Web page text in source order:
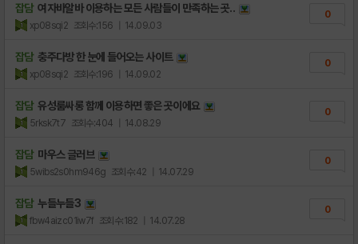
잡담 여자바알바 이용하는 모든 사람들이 만족하는 곳..
xp08sqi2 조회수:156 | 14.09.03
0
잡담 충주다방 한 눈에 들어오는 사이트
xp08sqi2 조회수:196 | 14.09.02
0
잡담 유성룸싸롱 함께 이용하면 좋은 곳이에요
5rksk7t7 조회수:404 | 14.08.29
0
잡담 마우스 글러브
5wibs2s0hm946g 조회수:42 | 14.07.29
0
잡담 누들누들3
fbw4aizc01iw7f 조회수:182 | 14.07.28
0